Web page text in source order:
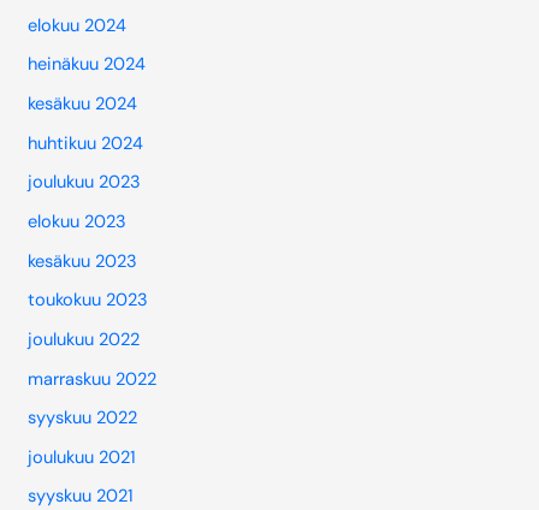
elokuu 2024
heinäkuu 2024
kesäkuu 2024
huhtikuu 2024
joulukuu 2023
elokuu 2023
kesäkuu 2023
toukokuu 2023
joulukuu 2022
marraskuu 2022
syyskuu 2022
joulukuu 2021
syyskuu 2021